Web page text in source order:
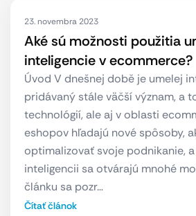
23. novembra 2023
Aké sú možnosti použitia
inteligencie v ecommerce?
Úvod V dnešnej době je umelej
pridávaný stále väčší význam, a
technológií, ale aj v oblasti
eshopov hľadajú nové spôsoby,
optimalizovať svoje podnikanie,
inteligencii sa otvárajú mnohé
článku sa pozr…
Čítať článok